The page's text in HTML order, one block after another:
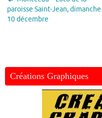
paroisse Saint-Jean, dimanche
10 décembre
Créations Graphiques